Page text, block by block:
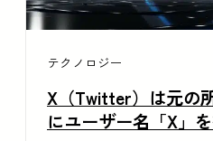
テクノロジー
X（Twitter）は元の
にユーザー名「X」